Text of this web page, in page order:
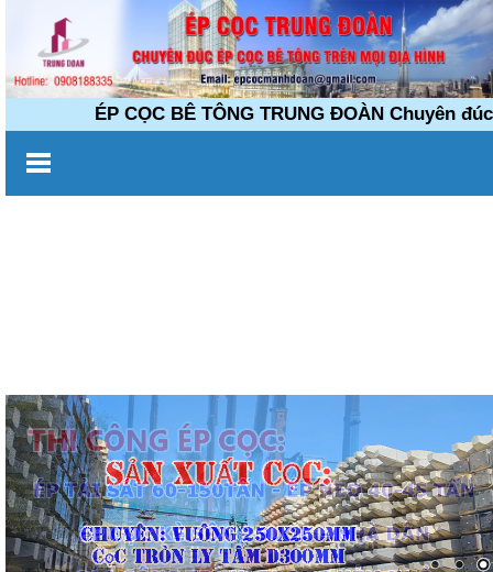
ÉP CỌC BÊ TÔNG TRUNG ĐOÀN Chuyên